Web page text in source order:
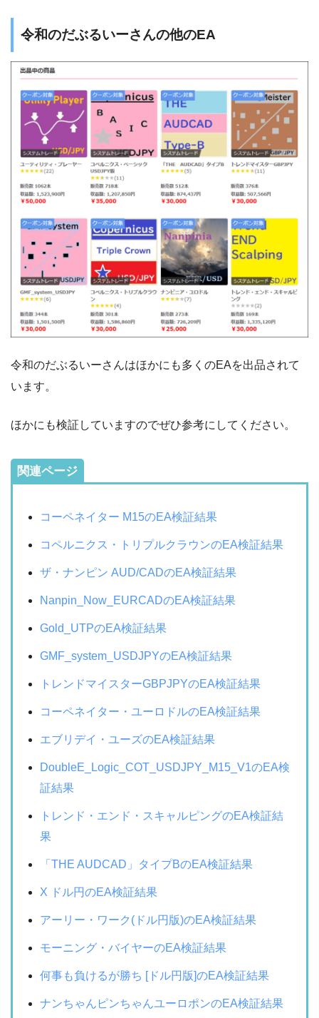
令和のだぶるいーさんの他のEA
令和のだぶるいーさんはほかにも多くのEAを出品されて
います。
ほかにも検証していますのでぜひ参考にしてください。
関連ページ
コーペネイター M15のEA検証結果
コペルニクス・トリプルクラウンのEA検証結果
ザ・ナンピン AUD/CADのEA検証結果
Nanpin_Now_EURCADのEA検証結果
Gold_UTPのEA検証結果
GMF_system_USDJPYのEA検証結果
トレンドマイスターGBPJPYのEA検証結果
コーペネイター・ユーロドルのEA検証結果
エブリデイ・ユーズのEA検証結果
DoubleE_Logic_COT_USDJPY_M15_V1のEA検
証結果
トレンド・エンド・スキャルピングのEA検証結
果
「THE AUDCAD」タイプBのEA検証結果
X ドル円のEA検証結果
アーリー・ワーク(ドル円版)のEA検証結果
モーニング・バイヤーのEA検証結果
何事も負けるが勝ち [ドル円版]のEA検証結果
ナンちゃんピンちゃんユーロポンのEA検証結果